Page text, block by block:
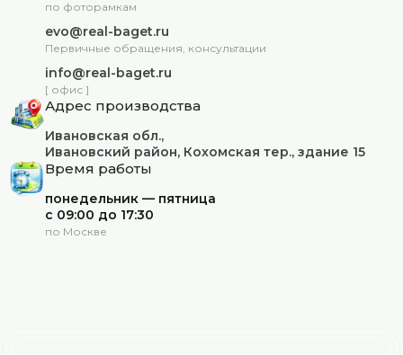
по фоторамкам
evo@real-baget.ru
Первичные обращения, консультации
info@real-baget.ru
[ офис ]
Адрес производства
Ивановская обл.,
Ивановский район, Кохомская тер., здание 15
Время работы
понедельник — пятница
с 09:00 до 17:30
по Москве